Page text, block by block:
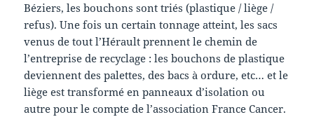
Béziers, les bouchons sont triés (plastique / liège /
refus). Une fois un certain tonnage atteint, les sacs
venus de tout l’Hérault prennent le chemin de
l’entreprise de recyclage : les bouchons de plastique
deviennent des palettes, des bacs à ordure, etc… et le
liège est transformé en panneaux d’isolation ou
autre pour le compte de l’association France Cancer.